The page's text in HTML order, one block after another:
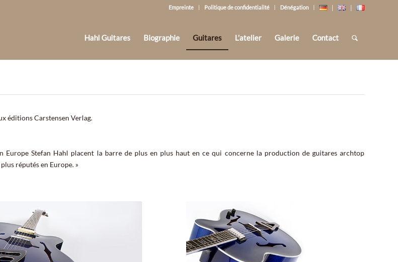
Empreinte Politique de confidentialité Dénégation
Hahl Guitares Biographie Guitares L’atelier Galerie Contact
éditions Carstensen Verlag.
Europe Stefan Hahl placent la barre de plus en plus haut en ce qui concerne la production de guitares archtop
réputés en Europe. »
continuer à Blue Diamond continuer à Silver Moon